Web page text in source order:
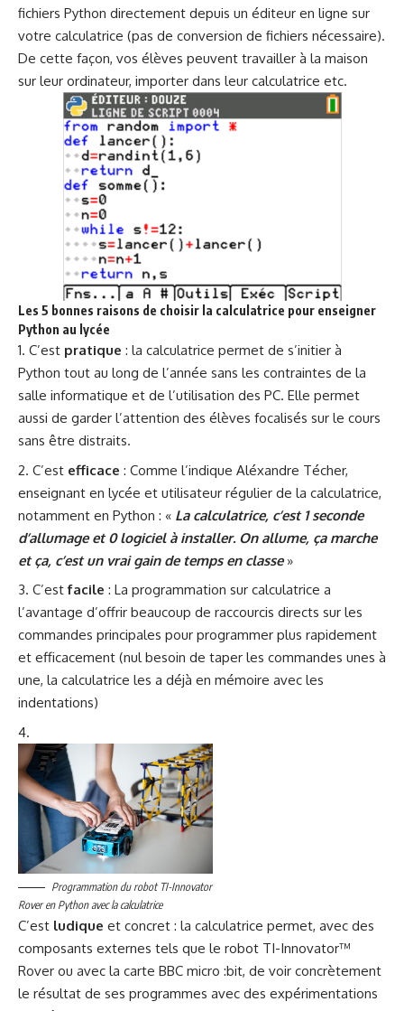
fichiers Python directement depuis un éditeur en ligne sur
votre calculatrice (pas de conversion de fichiers nécessaire).
De cette façon, vos élèves peuvent travailler à la maison
sur leur ordinateur, importer dans leur calculatrice etc.
Les 5 bonnes raisons de choisir la calculatrice pour enseigner
Python au lycée
C’est pratique : la calculatrice permet de s’initier à
Python tout au long de l’année sans les contraintes de la
salle informatique et de l’utilisation des PC. Elle permet
aussi de garder l’attention des élèves focalisés sur le cours
sans être distraits.
C’est efficace : Comme l’indique Aléxandre Técher,
enseignant en lycée et utilisateur régulier de la calculatrice,
notamment en Python : « La calculatrice, c’est 1 seconde
d’allumage et 0 logiciel à installer. On allume, ça marche
et ça, c’est un vrai gain de temps en classe»
C’estfacile : La programmation sur calculatrice a
l’avantage d’offrir beaucoup de raccourcis directs sur les
commandes principales pour programmer plus rapidement
et efficacement (nul besoin de taper les commandes unes à
une, la calculatrice les a déjà en mémoire avec les
indentations)
Programmation du robot TI-Innovator
Rover en Python avec la calculatrice
C’est ludique et concret : la calculatrice permet, avec des
composants externes tels que le robot TI-Innovator™
Rover ou avec la carte BBC micro :bit, de voir concrètement
le résultat de ses programmes avec des expérimentations